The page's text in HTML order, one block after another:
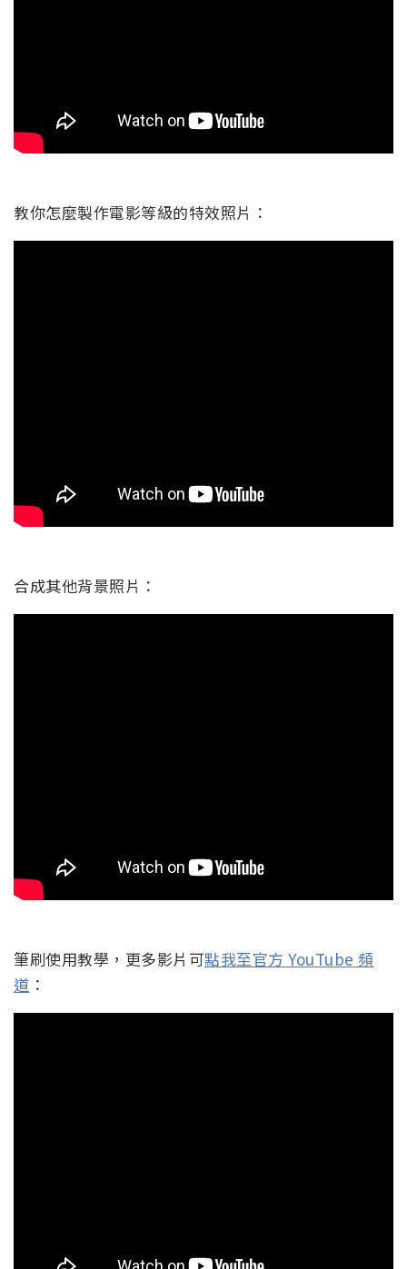
教你怎麼製作電影等級的特效照片：
合成其他背景照片：
筆刷使用教學，更多影片可點我至官方 YouTube 頻
道 ：